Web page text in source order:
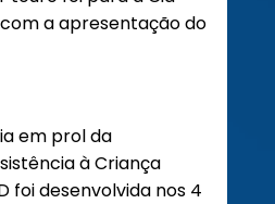
a apresentação do
em prol da
à Criança
foi desenvolvida nos 4